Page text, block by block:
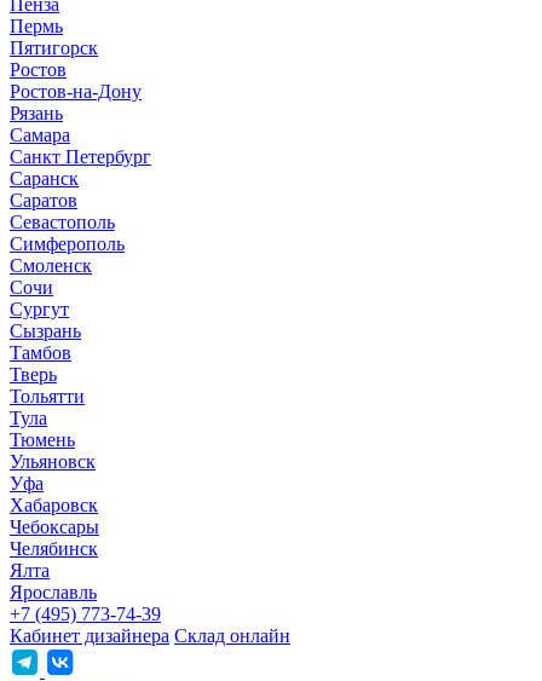
Пенза
Пермь
Пятигорск
Ростов
Ростов-на-Дону
Рязань
Самара
Санкт Петербург
Саранск
Саратов
Севастополь
Симферополь
Смоленск
Сочи
Сургут
Сызрань
Тамбов
Тверь
Тольятти
Тула
Тюмень
Ульяновск
Уфа
Хабаровск
Чебоксары
Челябинск
Ялта
Ярославль
+7 (495) 773-74-39
Кабинет дизайнера Склад онлайн